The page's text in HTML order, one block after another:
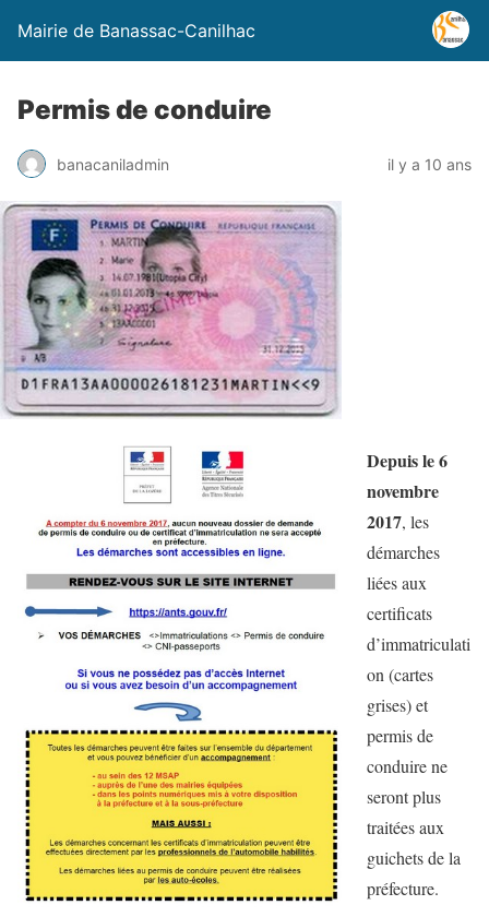
Mairie de Banassac-Canilhac
Permis de conduire
banacaniladmin il y a 10 ans
Depuis le 6
novembre
2017, les
démarches
liées aux
certificats
d’immatriculati
on (cartes
grises) et
permis de
conduire ne
seront plus
traitées aux
guichets de la
préfecture.